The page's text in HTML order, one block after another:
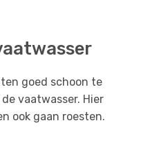
goed schoon te
vaatwasser. Hier
ook gaan roesten.